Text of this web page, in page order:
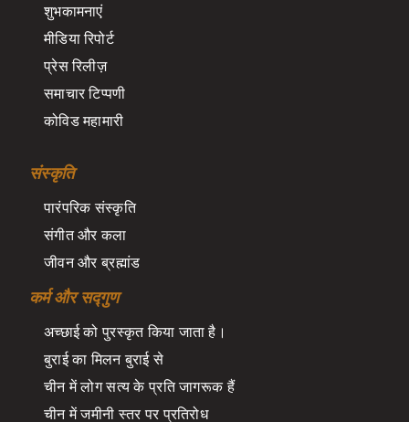
शुभकामनाएं
मीडिया रिपोर्ट
प्रेस रिलीज़
समाचार टिप्पणी
कोविड महामारी
संस्कृति
पारंपरिक संस्कृति
संगीत और कला
जीवन और ब्रह्मांड
कर्म और सद्गुण
अच्छाई को पुरस्कृत किया जाता है।
बुराई का मिलन बुराई से
चीन में लोग सत्य के प्रति जागरूक हैं
चीन में जमीनी स्तर पर प्रतिरोध